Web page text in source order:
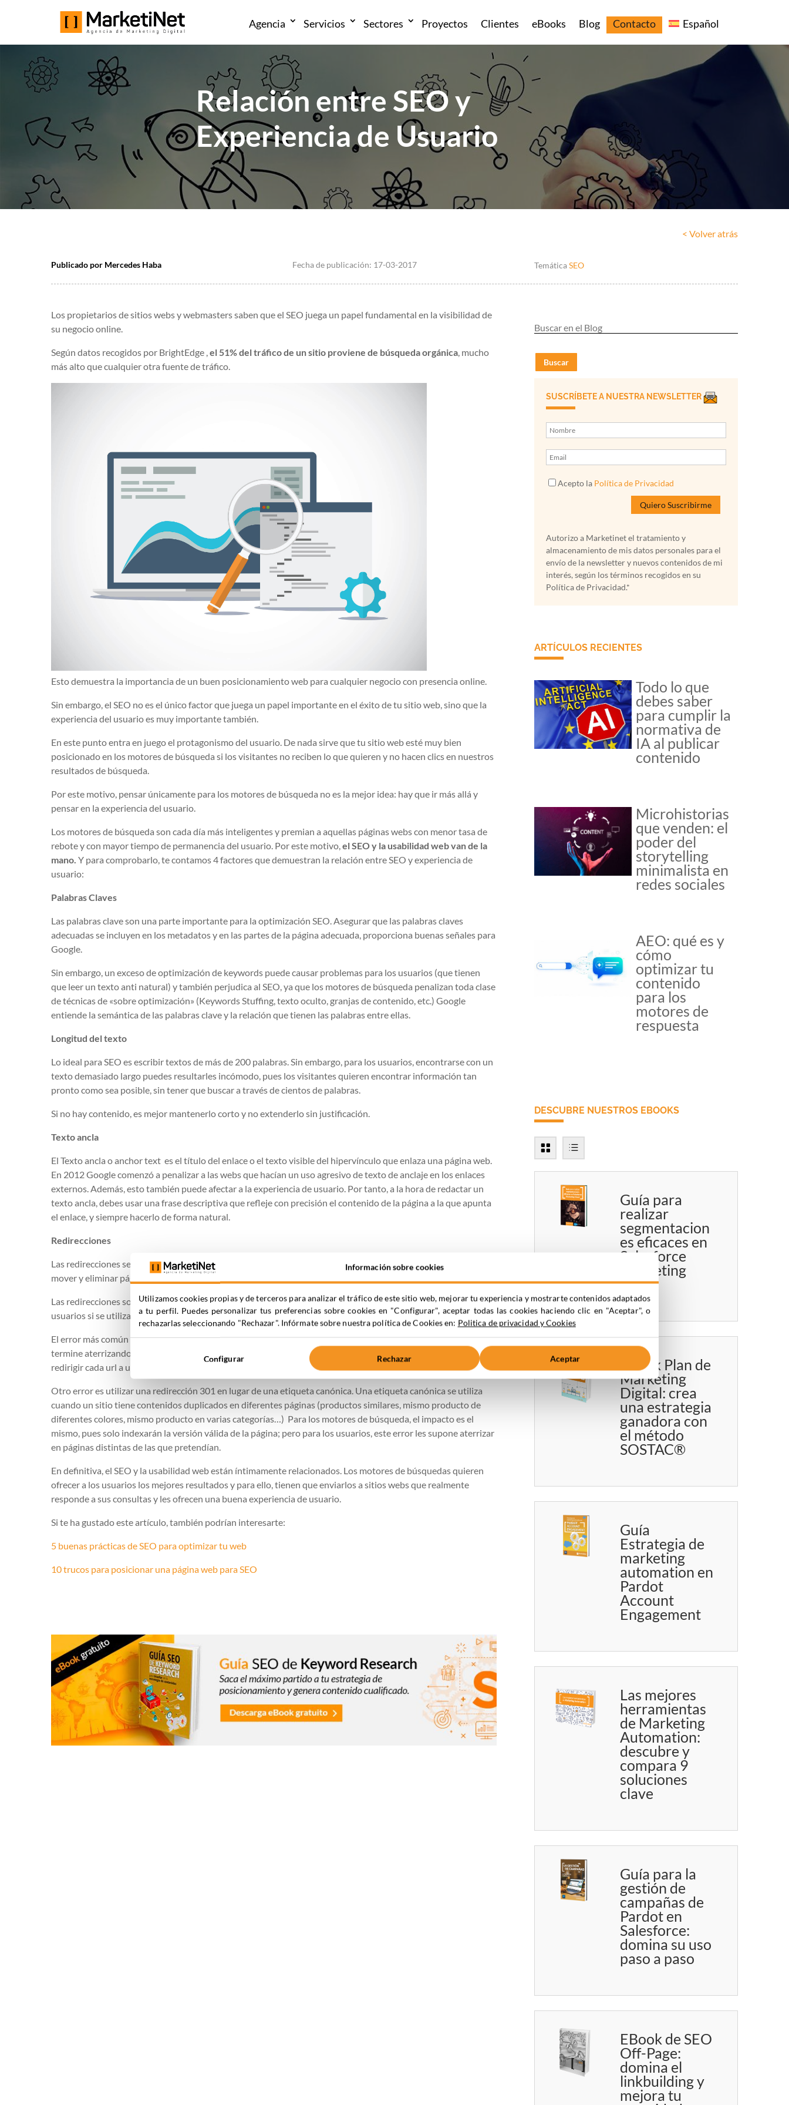
Agencia Servicios Sectores Proyectos Clientes eBooks Blog Contacto Español
Relación entre SEO y
Experiencia de Usuario
< Volver atrás
Publicado por Mercedes Haba Fecha de publicación: 17-03-2017 TemáticaSEO
Los propietarios de sitios webs y webmasters saben que el SEO juega un papel fundamental en la visibilidad de
su negocio online.
Según datos recogidos por BrightEdge ,el 51% del tráfico de un sitio proviene de búsqueda orgánica, mucho
más alto que cualquier otra fuente de tráfico.
Esto demuestra la importancia de un buen posicionamiento web para cualquier negocio con presencia online.
Sin embargo, el SEO no es el único factor que juega un papel importante en el éxito de tu sitio web, sino que la
experiencia del usuario es muy importante también.
En este punto entra en juego el protagonismo del usuario. De nada sirve que tu sitio web esté muy bien
posicionado en los motores de búsqueda si los visitantes no reciben lo que quieren y no hacen clics en nuestros
resultados de búsqueda.
Por este motivo, pensar únicamente para los motores de búsqueda no es la mejor idea: hay que ir más allá y
pensar en la experiencia del usuario.
Los motores de búsqueda son cada día más inteligentes y premian a aquellas páginas webs con menor tasa de
rebote y con mayor tiempo de permanencia del usuario. Por este motivo, el SEO y la usabilidad web van de la
mano. Y para comprobarlo, te contamos 4 factores que demuestran la relación entre SEO y experiencia de
usuario:
Palabras Claves
Las palabras clave son una parte importante para la optimización SEO. Asegurar que las palabras claves
adecuadas se incluyen en los metadatos y en las partes de la página adecuada, proporciona buenas señales para
Google.
Sin embargo, un exceso de optimización de keywords puede causar problemas para los usuarios (que tienen
que leer un texto anti natural) y también perjudica al SEO, ya que los motores de búsqueda penalizan toda clase
de técnicas de «sobre optimización» (Keywords Stuffing, texto oculto, granjas de contenido, etc.) Google
entiende la semántica de las palabras clave y la relación que tienen las palabras entre ellas.
Longitud del texto
Lo ideal para SEO es escribir textos de más de 200 palabras. Sin embargo, para los usuarios, encontrarse con un
texto demasiado largo puedes resultarles incómodo, pues los visitantes quieren encontrar información tan
pronto como sea posible, sin tener que buscar a través de cientos de palabras.
Si no hay contenido, es mejor mantenerlo corto y no extenderlo sin justificación.
Texto ancla
El Texto ancla o anchor text es el título del enlace o el texto visible del hipervínculo que enlaza una página web.
En 2012 Google comenzó a penalizar a las webs que hacían un uso agresivo de texto de anclaje en los enlaces
externos. Además, esto también puede afectar a la experiencia de usuario. Por tanto, a la hora de redactar un
texto ancla, debes usar una frase descriptiva que refleje con precisión el contenido de la página a la que apunta
el enlace, y siempre hacerlo de forma natural.
Redirecciones
Las redirecciones se utilizan cuando la url de una página cambia o se mueve de sitio y son fundamentales para
mover y eliminar páginas.
Las redirecciones son necesarios en casi todas las páginas webs, pero pueden ser problemáticas para los
usuarios si se utilizan mal.
El error más común de una redirección 301 es redirigir todas las urls a una url única. Esto hace que el usuario
termine aterrizando en una página muy diferente a la que se estaba buscando; por ello la solución ideal es
redirigir cada url a una url equivalente o correspondiente.
Otro error es utilizar una redirección 301 en lugar de una etiqueta canónica. Una etiqueta canónica se utiliza
cuando un sitio tiene contenidos duplicados en diferentes páginas (productos similares, mismo producto de
diferentes colores, mismo producto en varias categorías…) Para los motores de búsqueda, el impacto es el
mismo, pues solo indexarán la versión válida de la página; pero para los usuarios, este error les supone aterrizar
en páginas distintas de las que pretendían.
En definitiva, el SEO y la usabilidad web están íntimamente relacionados. Los motores de búsquedas quieren
ofrecer a los usuarios los mejores resultados y para ello, tienen que enviarlos a sitios webs que realmente
responde a sus consultas y les ofrecen una buena experiencia de usuario.
Si te ha gustado este artículo, también podrían interesarte:
5 buenas prácticas de SEO para optimizar tu web
10 trucos para posicionar una página web para SEO
Buscar
SUSCRÍBETE A NUESTRA NEWSLETTER
Acepto la Política de Privacidad
Autorizo a Marketinet el tratamiento y
almacenamiento de mis datos personales para el
envío de la newsletter y nuevos contenidos de mi
interés, según los términos recogidos en su
Política de Privacidad.*
ARTÍCULOS RECIENTES
Todo lo que
debes saber
para cumplir la
normativa de
IA al publicar
contenido
Microhistorias
que venden: el
poder del
storytelling
minimalista en
redes sociales
AEO: qué es y
cómo
optimizar tu
contenido
para los
motores de
respuesta
DESCUBRE NUESTROS EBOOKS
Guía para
realizar
segmentacion
es eficaces en
Salesforce
Marketing
Cloud
Ebook Plan de
Marketing
Digital: crea
una estrategia
ganadora con
el método
SOSTAC®
Guía
Estrategia de
marketing
automation en
Pardot
Account
Engagement
Las mejores
herramientas
de Marketing
Automation:
descubre y
compara 9
soluciones
clave
Guía para la
gestión de
campañas de
Pardot en
Salesforce:
domina su uso
paso a paso
EBook de SEO
Off-Page:
domina el
linkbuilding y
mejora tu
Información sobre cookies
Utilizamos cookies propias y de terceros para analizar el tráfico de este sitio web, mejorar tu experiencia y mostrarte contenidos adaptados
a tu perfil. Puedes personalizar tus preferencias sobre cookies en "Configurar", aceptar todas las cookies haciendo clic en "Aceptar", o
rechazarlas seleccionando "Rechazar". Infórmate sobre nuestra política de Cookies en: Politica de privacidad y Cookies
Configurar Rechazar Aceptar